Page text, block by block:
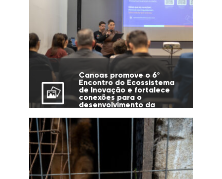
Canoas promove o 6º
Encontro do Ecossistema
de Inovação e fortalece
conexões para o
desenvolvimento da